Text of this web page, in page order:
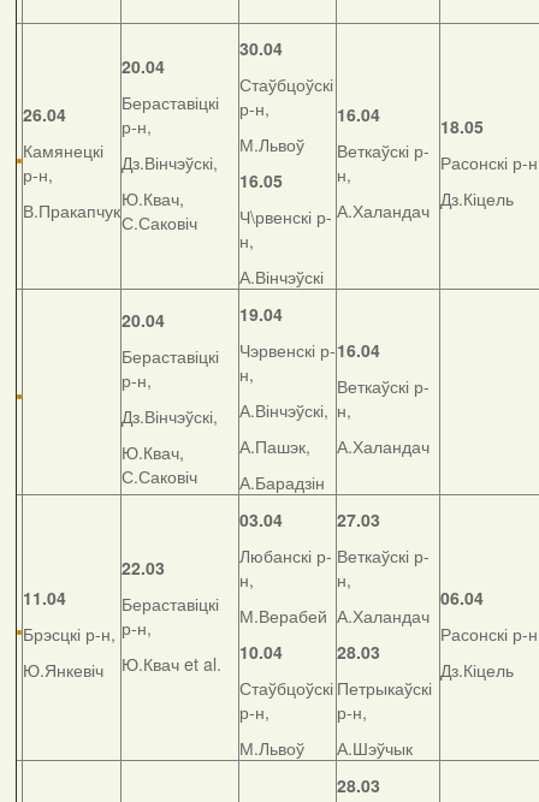
26.04
Камянецкі
р-н,
В.Пракапчук
20.04
Бераставіцкі
р-н,
Дз.Вінчэўскі,
Ю.Квач,
С.Саковіч
30.04
Стаўбцоўскі
р-н,
М.Львоў
16.05
Ч\рвенскі р-
н,
А.Вінчэўскі
16.04
Веткаўскі р-
н,
А.Халандач
18.05
Расонскі р-
Дз.Кіцель
20.04
Бераставіцкі
р-н,
Дз.Вінчэўскі,
Ю.Квач,
С.Саковіч
19.04
Чэрвенскі р-
н,
А.Вінчэўскі,
А.Пашэк,
А.Барадзін
16.04
Веткаўскі р-
н,
А.Халандач
11.04
Брэсцкі р-н,
Ю.Янкевіч
22.03
Бераставіцкі
р-н,
Ю.Квач et al.
03.04
Любанскі р-
н,
М.Верабей
10.04
Стаўбцоўскі
р-н,
М.Львоў
27.03
Веткаўскі р-
н,
А.Халандач
28.03
Петрыкаўскі
р-н,
А.Шэўчык
06.04
Расонскі р-
Дз.Кіцель
28.03